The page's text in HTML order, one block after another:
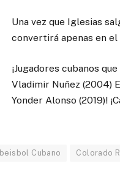
Una vez que Iglesias
convertirá apenas en
¡Jugadores cubanos
Vladimir Nuñez (2004)
Yonder Alonso (2019)!
beisbol Cubano Colorado